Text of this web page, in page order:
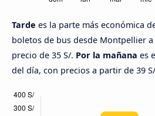
Tarde es la parte más económica
boletos de bus desde Montpellier
precio de 35 S/. Por la mañana es
del día, con precios a partir de 39